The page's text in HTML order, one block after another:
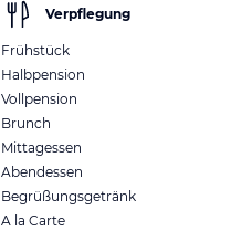
Verpflegung
Frühstück
Halbpension
Vollpension
Brunch
Mittagessen
Abendessen
Begrüßungsgetränk
A la Carte